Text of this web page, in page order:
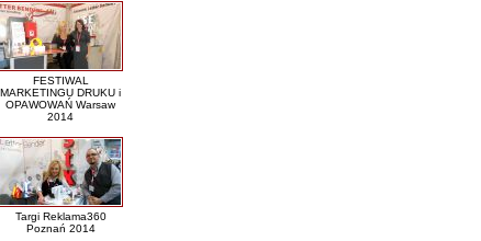
FESTIWAL
MARKETINGU DRUKU i
OPAWOWAŃ Warsaw
2014
Targi Reklama360
Poznań 2014